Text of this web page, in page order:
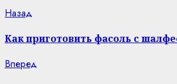
Continue
Reading
Назад
Как приготовить фасоль с
Вперед